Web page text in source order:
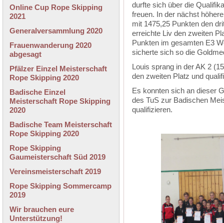
Online Cup Rope Skipping
2021
Generalversammlung 2020
Frauenwanderung 2020
abgesagt
Pfälzer Einzel Meisterschaft
Rope Skipping 2020
Badische Einzel
Meisterschaft Rope Skipping
2020
Badische Team Meisterschaft
Rope Skipping 2020
Rope Skipping
Gaumeisterschaft Süd 2019
Vereinsmeisterschaft 2019
Rope Skipping Sommercamp
2019
Wir brauchen eure
Unterstützung!
durfte sich über die
freuen. In der nächst
mit 1475,25 Punkten den
erreichte Liv den zweiten
Punkten im gesamten E3
sicherte sich so die
Louis sprang in der AK 2
den zweiten Platz und
Es konnten sich an dieser
des TuS zur Badischen
qualifizieren.